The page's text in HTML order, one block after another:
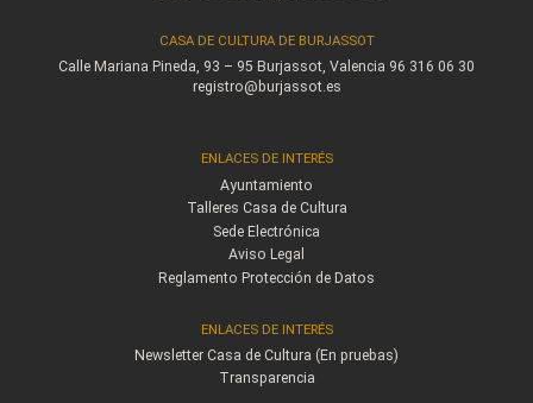
CASA DE CULTURA DE BURJASSOT
Calle Mariana Pineda, 93 – 95 Burjassot, Valencia 96 316 06 30
registro@burjassot.es
ENLACES DE INTERÉS
Ayuntamiento
Talleres Casa de Cultura
Sede Electrónica
Aviso Legal
Reglamento Protección de Datos
ENLACES DE INTERÉS
Newsletter Casa de Cultura (En pruebas)
Transparencia